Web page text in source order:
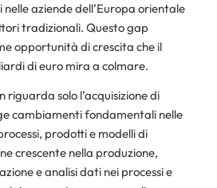
aziende dell’Europa orientale
tradizionali. Questo gap
opportunità di crescita che il
di euro mira a colmare.
riguarda solo l’acquisizione di
cambiamenti fondamentali nelle
prodotti e modelli di
crescente nella produzione,
e analisi dati nei processi e